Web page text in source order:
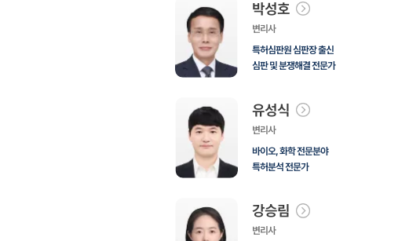
박성호
변리사
특허심판원 심판장 출신
심판 및 분쟁해결 전문가
유성식
변리사
바이오, 화학 전문분야
특허분석 전문가
강승림
변리사